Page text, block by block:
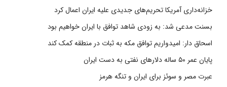
خزانه‌داری آمریکا تحریم‌های جدیدی علیه ایران اعمال کرد
بسنت مدعی شد: به زودی شاهد توافق با ایران خواهیم بود
اسحاق دار: امیدواریم توافق مکه به ثبات در منطقه کمک کند
پایان عمر ۵۰ ساله دلارهای نفتی به دست ایران
عبرت مصر و سوئز برای ایران و تنگه هرمز